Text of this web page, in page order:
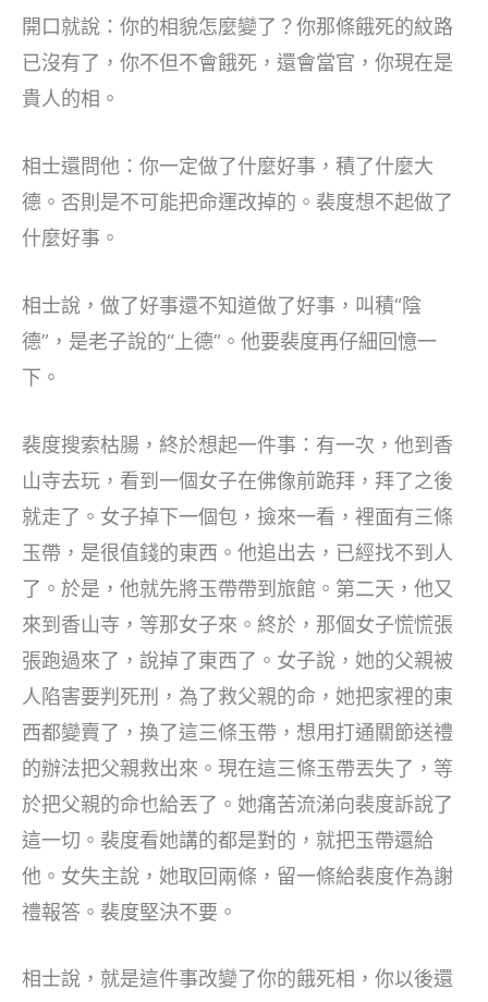
開口就說：你的相貌怎麼變了？你那條餓死的紋路
已沒有了，你不但不會餓死，還會當官，你現在是
貴人的相。
相士還問他：你一定做了什麼好事，積了什麼大
德。否則是不可能把命運改掉的。裴度想不起做了
什麼好事。
相士說，做了好事還不知道做了好事，叫積“陰
德”，是老子說的“上德”。他要裴度再仔細回憶一
下。
裴度搜索枯腸，終於想起一件事：有一次，他到香
山寺去玩，看到一個女子在佛像前跪拜，拜了之後
就走了。女子掉下一個包，撿來一看，裡面有三條
玉帶，是很值錢的東西。他追出去，已經找不到人
了。於是，他就先將玉帶帶到旅館。第二天，他又
來到香山寺，等那女子來。終於，那個女子慌慌張
張跑過來了，說掉了東西了。女子說，她的父親被
人陷害要判死刑，為了救父親的命，她把家裡的東
西都變賣了，換了這三條玉帶，想用打通關節送禮
的辦法把父親救出來。現在這三條玉帶丟失了，等
於把父親的命也給丟了。她痛苦流涕向裴度訴說了
這一切。裴度看她講的都是對的，就把玉帶還給
他。女失主說，她取回兩條，留一條給裴度作為謝
禮報答。裴度堅決不要。
相士說，就是這件事改變了你的餓死相，你以後還